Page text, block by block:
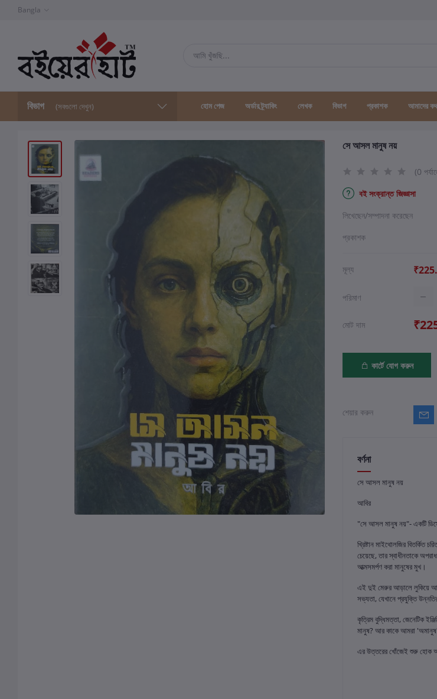
Bangla
বিভাগ (সবগুলো দেখুন) হোম পেজ অর্ডার ট্র্যাকিং লেখক বিভাগ প্রকাশক আমাদের
সে আসল মানুষ নয়
(0
বই সংক্রান্ত জিজ্ঞাসা
লিখেছেন/সম্পাদনা করেছেন
প্রকাশক
মূল্য
পরিমাণ
মোট দাম
কার্টে যোগ করুন
শেয়ার করুন
বর্ণনা
সে আসল মানুষ নয়
আবির
"সে আসল মানুষ নয়"- একটি
খ্রিষ্টান মাইথোলজির বিতর্কিত
চেয়েছে, তার স্বাধীনতাকে
আত্মসমর্পণ করা মানুষের মুখ।
এই দুই মেরুর আড়ালে লুকিয়ে
সভ্যতা, যেখানে প্রযুক্তি
কৃত্রিম বুদ্ধিমত্তা, জেনেটিক
মানুষ? আর কাকে আমরা 'অমানুষ'
এর উত্তরের খোঁজেই শুরু হোক